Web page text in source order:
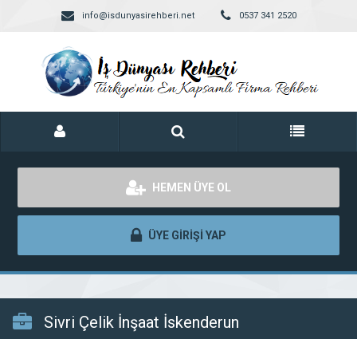
info@isdunyasirehberi.net 0537 341 2520
HEMEN ÜYE OL
ÜYE GİRİŞİ YAP
Sivri Çelik İnşaat İskenderun